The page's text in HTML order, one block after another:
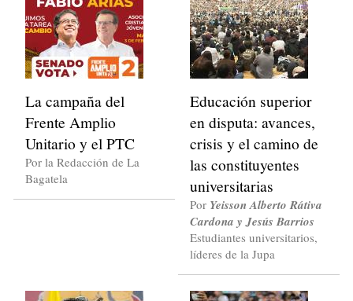
La campaña del
Frente Amplio
Unitario y el PTC
Por la Redacción de La
Bagatela
Educación superior
en disputa: avances,
crisis y el camino de
las constituyentes
universitarias
Por Yeisson Alberto Rátiva
Cardona y Jesús Barrios
Estudiantes universitarios,
líderes de la Jupa